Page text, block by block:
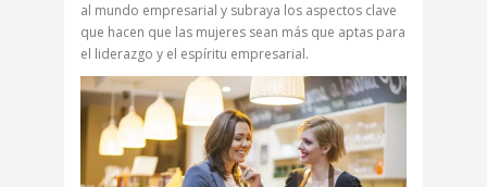
al mundo empresarial y subraya los aspectos clave
que hacen que las mujeres sean más que aptas para
el liderazgo y el espíritu empresarial.